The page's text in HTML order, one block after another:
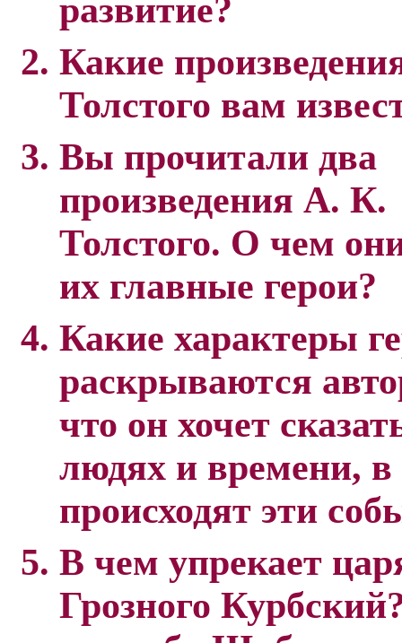
развитие?
Какие
Толстого вам
Вы прочитали два
произведения А. К.
Толстого. О чем
их главные герои?
Какие характеры
раскрываются
что он хочет
людях и времени, в
происходят эти
В чем упрекает
Грозного